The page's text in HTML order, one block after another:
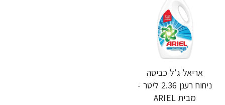
אריאל ג'ל כביסה
ניחוח רענן 2.36 ליטר -
מבית ARIEL